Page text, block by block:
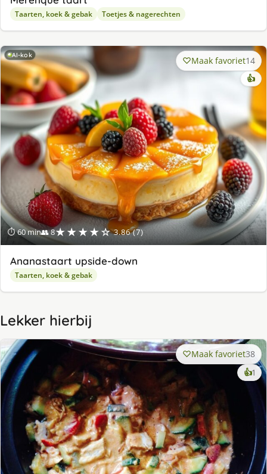
Taarten, koek & gebak Toetjes & nagerechten
AI-kok
⏱ 60 min👥 8★★★★☆ 3.86 (7)
Maak favoriet14
👍
Ananastaart upside-down
Taarten, koek & gebak
Lekker hierbij
Maak favoriet38
👍1